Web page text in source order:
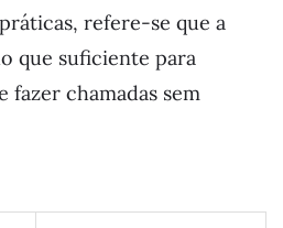
refere-se que a
que suficiente para
fazer chamadas sem